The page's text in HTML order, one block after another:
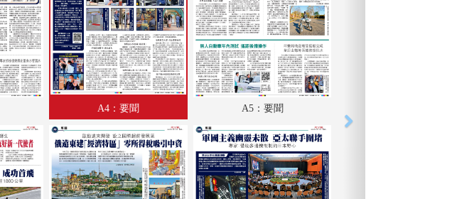
A4：要聞 A5：要聞